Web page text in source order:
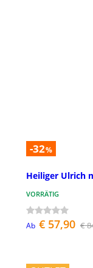
-32%
Heiliger Ulrich
VORRÄTIG
Ab € 57,90 €